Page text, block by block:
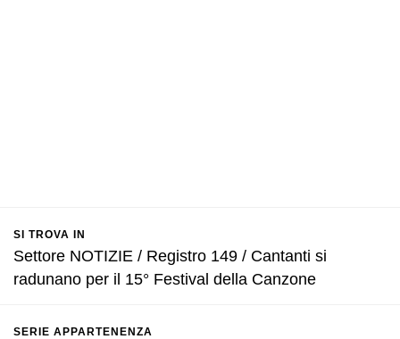
SI TROVA IN
Settore NOTIZIE / Registro 149 / Cantanti si
radunano per il 15° Festival della Canzone
SERIE APPARTENENZA